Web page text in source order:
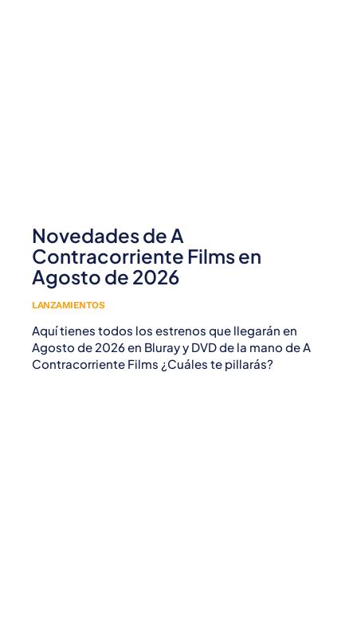
Novedades de A
Contracorriente Films en
Agosto de 2026
LANZAMIENTOS
Aquí tienes todos los estrenos que llegarán en
Agosto de 2026 en Bluray y DVD de la mano de A
Contracorriente Films ¿Cuáles te pillarás?